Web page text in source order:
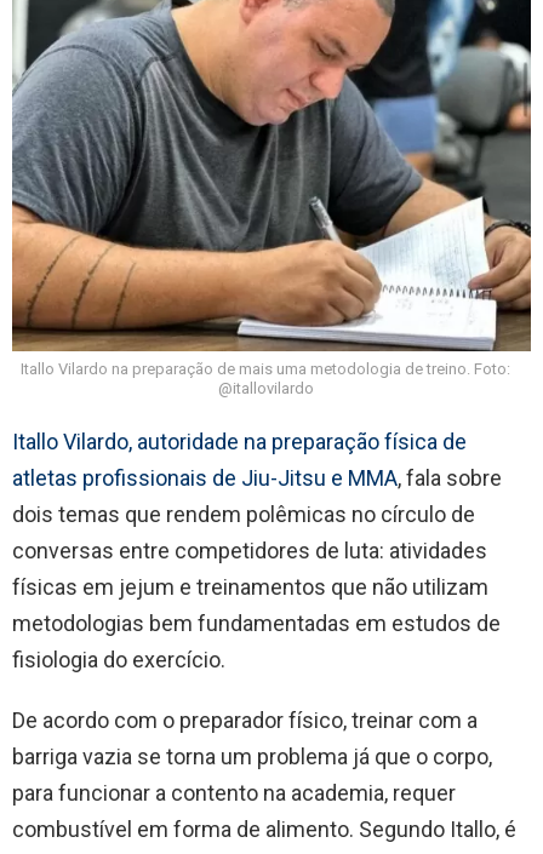
Itallo Vilardo na preparação de mais uma metodologia de treino. Foto:
@itallovilardo
Itallo Vilardo, autoridade na preparação física de
atletas profissionais de Jiu-Jitsu e MMA, fala sobre
dois temas que rendem polêmicas no círculo de
conversas entre competidores de luta: atividades
físicas em jejum e treinamentos que não utilizam
metodologias bem fundamentadas em estudos de
fisiologia do exercício.
De acordo com o preparador físico, treinar com a
barriga vazia se torna um problema já que o corpo,
para funcionar a contento na academia, requer
combustível em forma de alimento. Segundo Itallo, é